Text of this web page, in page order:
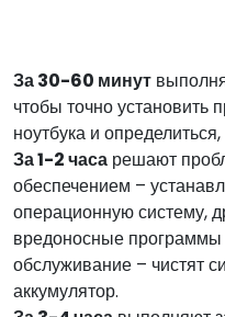
За 30-60 минут
чтобы точно установить
ноутбука и
За 1-2 часа решают
обеспечением –
операционную систему,
вредоносные программы
обслуживание – чистят
аккумулятор.